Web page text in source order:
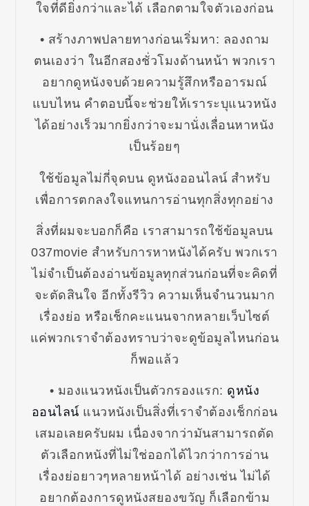
ใจที่ดียิ่งกว่าและได้ เลือกตามใจตัวเองก่อน
• สร้างภาพปลายทางก่อนเริ่มหา: ลองถาม
ตนเองว่า ในอีกสองชั่วโมงด้านหน้า พวกเรา
อยากดูหนังจบด้วยความรู้สึกหรืออารมณ์
แบบไหน คำตอบนี้จะช่วยให้เราระบุแนวหนัง
ได้อย่างเร็วมากยิ่งกว่าจะมานั่งเลื่อนหาหนัง
เป็นร้อยๆ
ใช้ข้อมูลไม่กี่จุดบน ดูหนังออนไลน์ สำหรับ
เพื่อการตกลงใจแทนการอ่านทุกสิ่งทุกอย่าง
สิ่งที่ผมจะบอกก็คือ เราสามารถใช้ข้อมูลบน
037movie สำหรับการหาหนังได้ครับ พวกเรา
ไม่จำเป็นต้องอ่านข้อมูลทุกส่วนก่อนที่จะคิดที่
จะตัดสินใจ อีกทั้งรีวิว ความเห็นจำนวนมาก
เรื่องย่อ หรือเช็กคะแนนจากหลายเว็บไซต์
แค่พวกเราจำต้องทราบว่าจะดูข้อมูลไหนก่อน
ก็พอแล้ว
• มองแนวหนังเป็นตัวกรองแรก: ดูหนัง
ออนไลน์ แนวหนังเป็นสิ่งที่เราจำต้องเช็กก่อน
เสมอเลยครับผม เนื่องจากว่ามันสามารถตัด
ตัวเลือกหนังที่ไม่ใช่ออกได้ไวกว่าการอ่าน
เรื่องย่อยาวๆหลายหน้าได้ อย่างเช่น ไม่ได้
อยากต้องการดูหนังสยองขวัญ ก็เลือกข้าม